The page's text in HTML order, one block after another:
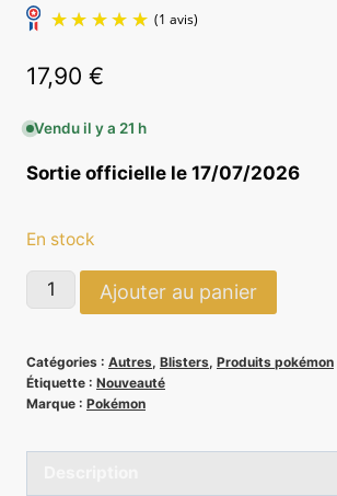
(1 avis)
17,90 €
Vendu il y a 21 h
Sortie officielle le 17/07/2026
En stock
quantité
de
Nuit
Noire
ME05
Ajouter au panier
Catégories : Autres, Blisters, Produits pokémon
Étiquette : Nouveauté
Marque : Pokémon